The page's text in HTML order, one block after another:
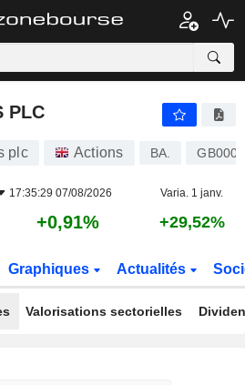
PLC
plc Actions BA.
17:35:29 07/08/2026 Varia. 1 janv.
+0,91% +29,52%
Graphiques Actualités
Valorisations sectorielles